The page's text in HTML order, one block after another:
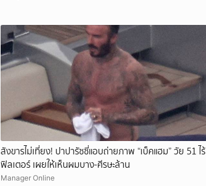
สังขารไม่เที่ยง! ปาปารัซซี่แอบถ่ายภาพ “เบ็คแฮม” วัย 51 ไร้
ฟิลเตอร์ เผยให้เห็นผมบาง-ศีรษะล้าน
Manager Online